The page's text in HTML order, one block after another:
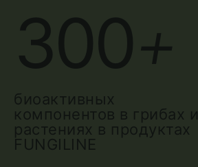
300+
биоактивных
компонентов в грибах и
растениях в продуктах
FUNGILINE